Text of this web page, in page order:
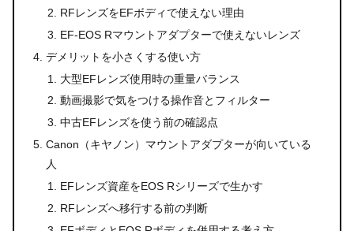
RFレンズをEFボディで使えない理由
EF-EOS Rマウントアダプターで使えないレンズ
デメリットを小さくする使い方
大型EFレンズ使用時の重量バランス
動画撮影で気をつける操作音とフィルター
中古EFレンズを使う前の確認点
Canon（キヤノン）マウントアダプターが向いている
人
EFレンズ資産をEOS Rシリーズで生かす
RFレンズへ移行する前の判断